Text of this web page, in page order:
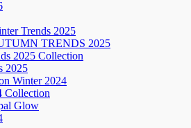
Trends 2025
TRENDS 2025
2025 Collection
2025
Winter 2024
Collection
Glow